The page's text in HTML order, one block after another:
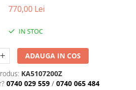
770,00 Lei
IN STOC
ADAUGA IN COS
KA5107200Z
0740 029 559 / 0740 065 484